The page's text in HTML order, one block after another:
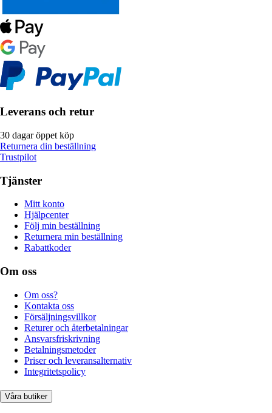
Leverans och retur
30 dagar öppet köp
Returnera din beställning
Trustpilot
Tjänster
Mitt konto
Hjälpcenter
Följ min beställning
Returnera min beställning
Rabattkoder
Om oss
Om oss?
Kontakta oss
Försäljningsvillkor
Returer och återbetalningar
Ansvarsfriskrivning
Betalningsmetoder
Priser och leveransalternativ
Integritetspolicy
Våra butiker